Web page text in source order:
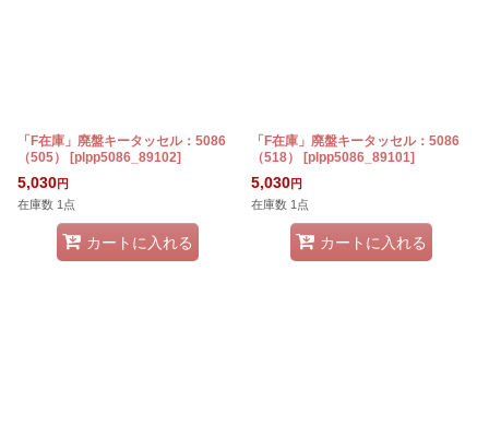
「F在庫」廃盤キータッセル：5086
（505）
[plpp5086_89102]
5,030円
在庫数 1点
カートに入れる
「F在庫」廃盤キータッセル：5086
（518）
[plpp5086_89101]
5,030円
在庫数 1点
カートに入れる